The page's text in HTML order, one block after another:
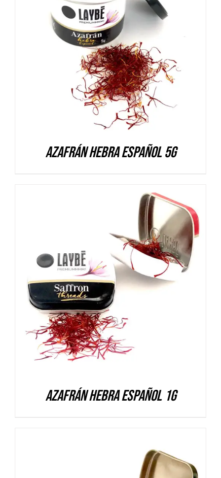
DETALLES
Azafrán hebra español 5g
DETALLES
Azafrán hebra español 1g